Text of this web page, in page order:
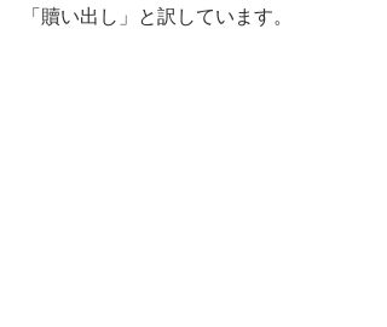
「贖い出し」と訳しています。